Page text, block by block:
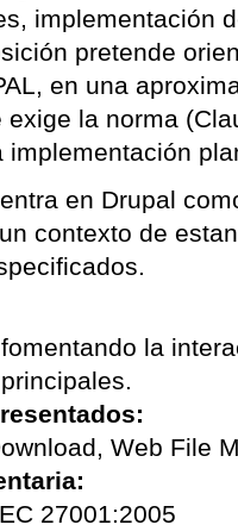
implementación
pretende
en una
la norma
en Drupal
contexto de
la
Web File
27001:2005